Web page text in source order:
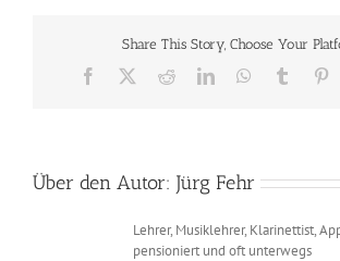
Minh
Share This Story, Choose Your
Facebook RedditLinkedInWhatsApp
Tumblr
Über den Autor: Jürg Fehr
Lehrer, Musiklehrer, Klarinettist,
pensioniert und oft unterwegs